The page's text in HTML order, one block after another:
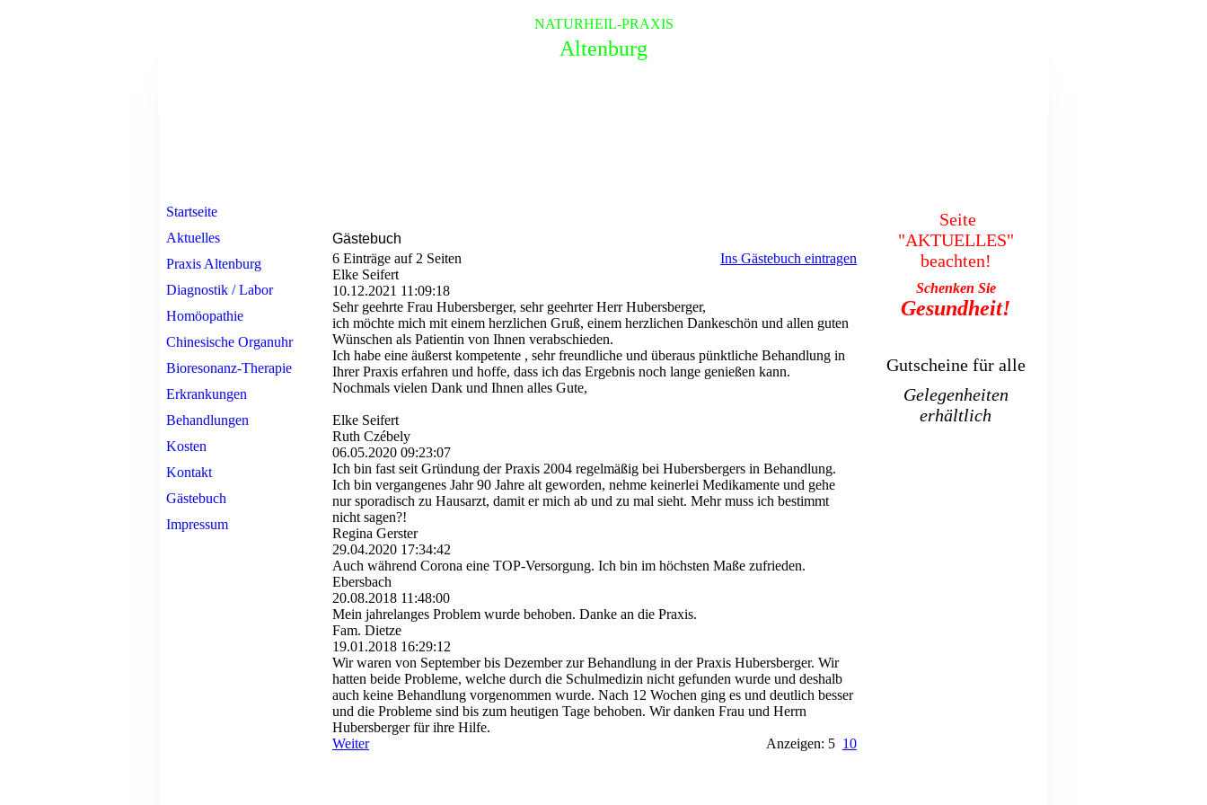
NATURHEIL-PRAXIS
Altenburg
Startseite
Aktuelles
Praxis Altenburg
Diagnostik / Labor
Homöopathie
Chinesische Organuhr
Bioresonanz-Therapie
Erkrankungen
Behandlungen
Kosten
Kontakt
Gästebuch
Impressum
Gästebuch
6 Einträge auf 2 Seiten
Ins Gästebuch eintragen
Elke Seifert
10.12.2021 11:09:18
Sehr geehrte Frau Hubersberger, sehr geehrter Herr Hubersberger,
ich möchte mich mit einem herzlichen Gruß, einem herzlichen Dankeschön und allen guten
Wünschen als Patientin von Ihnen verabschieden.
Ich habe eine äußerst kompetente , sehr freundliche und überaus pünktliche Behandlung in
Ihrer Praxis erfahren und hoffe, dass ich das Ergebnis noch lange genießen kann.
Nochmals vielen Dank und Ihnen alles Gute,
Elke Seifert
Ruth Czébely
06.05.2020 09:23:07
Ich bin fast seit Gründung der Praxis 2004 regelmäßig bei Hubersbergers in Behandlung.
Ich bin vergangenes Jahr 90 Jahre alt geworden, nehme keinerlei Medikamente und gehe
nur sporadisch zu Hausarzt, damit er mich ab und zu mal sieht. Mehr muss ich bestimmt
nicht sagen?!
Regina Gerster
29.04.2020 17:34:42
Auch während Corona eine TOP-Versorgung. Ich bin im höchsten Maße zufrieden.
Ebersbach
20.08.2018 11:48:00
Mein jahrelanges Problem wurde behoben. Danke an die Praxis.
Fam. Dietze
19.01.2018 16:29:12
Wir waren von September bis Dezember zur Behandlung in der Praxis Hubersberger. Wir
hatten beide Probleme, welche durch die Schulmedizin nicht gefunden wurde und deshalb
auch keine Behandlung vorgenommen wurde. Nach 12 Wochen ging es und deutlich besser
und die Probleme sind bis zum heutigen Tage behoben. Wir danken Frau und Herrn
Hubersberger für ihre Hilfe.
Weiter
Anzeigen: 5 10
Seite
"AKTUELLES"
beachten!
Schenken Sie
Gesundheit!
Gutscheine für alle
Gelegenheiten
erhältlich